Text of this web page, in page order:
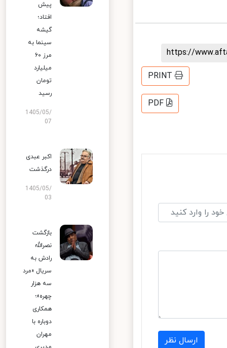
https://
PRINT
PDF
ارسال نظر
پیش
افتاد؛
گیشه
سینما به
مرز ۶۰
میلیارد
تومان
رسید
1405/05/
07
اکبر عبدی
درگذشت
1405/05/
03
بازگشت
نصرالله
رادش به
سریال «مرد
سه هزار
چهره»؛
همکاری
دوباره با
مهران